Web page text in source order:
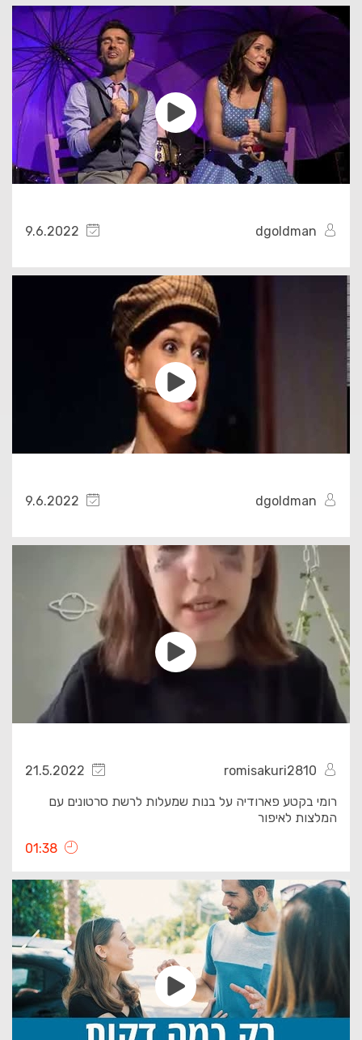
9.6.2022
9.6.2022
21.5.2022
רומי בקטע פארודיה על בנות שמעלות לרשת סרטונים עם
המלצות לאיפור